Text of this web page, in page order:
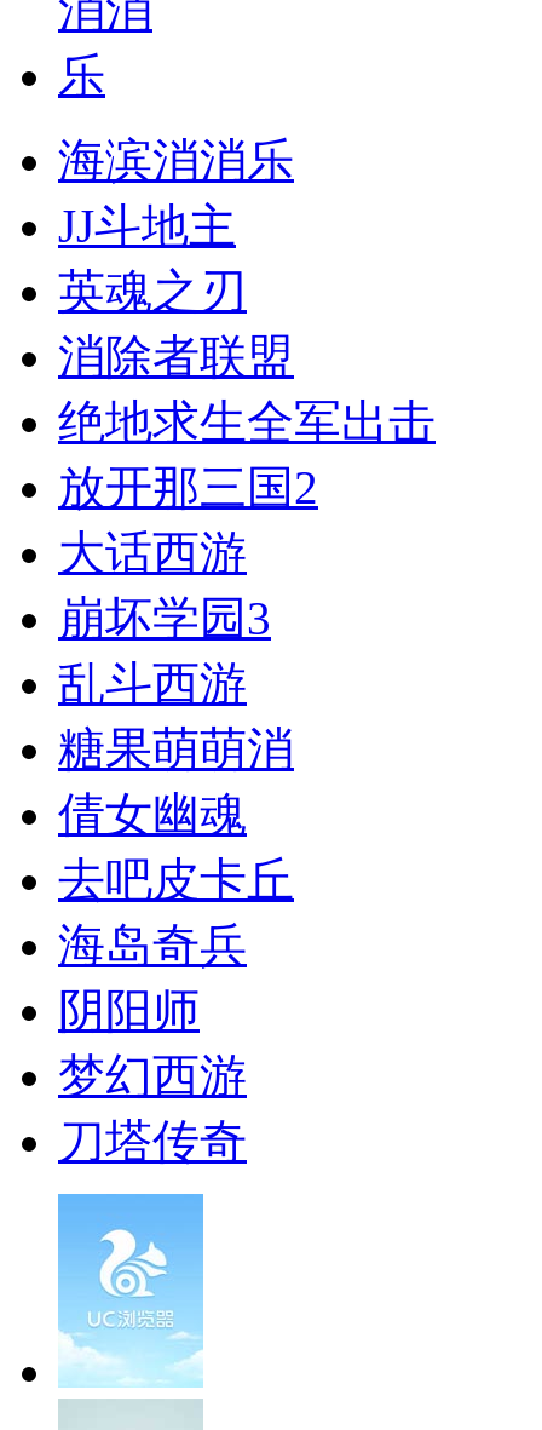
海滨消消乐
JJ斗地主
英魂之刃
消除者联盟
绝地求生全军出击
放开那三国2
大话西游
崩坏学园3
乱斗西游
糖果萌萌消
倩女幽魂
去吧皮卡丘
海岛奇兵
阴阳师
梦幻西游
刀塔传奇